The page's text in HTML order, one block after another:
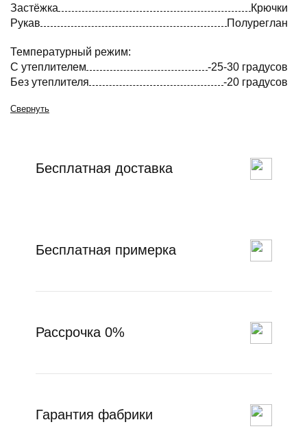
Застёжка
Крючки
Рукав
Полуреглан
Температурный режим:
С утеплителем
-25-30 градусов
Без утеплителя
-20 градусов
Свернуть
Бесплатная доставка
Бесплатная примерка
Рассрочка 0%
Гарантия фабрики